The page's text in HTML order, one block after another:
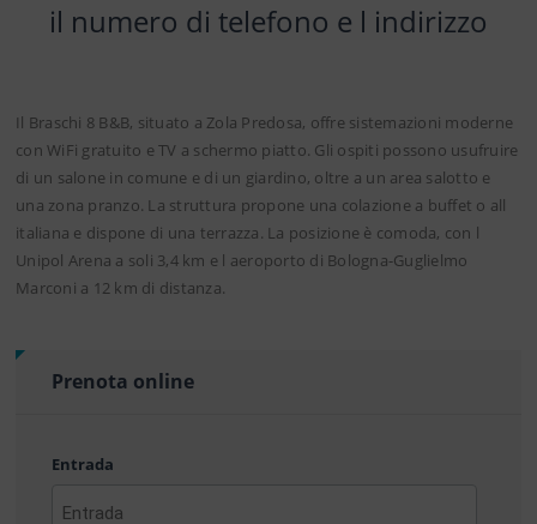
il numero di telefono e l indirizzo
Il Braschi 8 B&B, situato a Zola Predosa, offre sistemazioni moderne
con WiFi gratuito e TV a schermo piatto. Gli ospiti possono usufruire
di un salone in comune e di un giardino, oltre a un area salotto e
una zona pranzo. La struttura propone una colazione a buffet o all
italiana e dispone di una terrazza. La posizione è comoda, con l
Unipol Arena a soli 3,4 km e l aeroporto di Bologna-Guglielmo
Marconi a 12 km di distanza.
Prenota online
Entrada